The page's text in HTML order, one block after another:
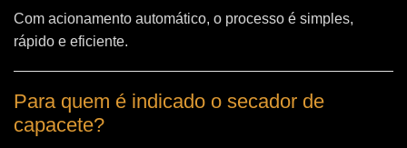
Com acionamento automático, o processo é simples,
rápido e eficiente.
Para quem é indicado o secador de
capacete?